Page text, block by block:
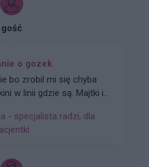
gość
o gozek
bo zrobil mi się chyba
w linii gdzie są. Majtki i
wsiąknie sam czysto coś
innego
- specjalista radzi, dla